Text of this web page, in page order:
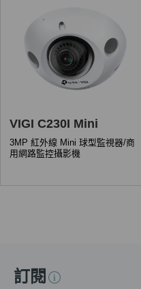
VIGI C230I Mini
3MP 紅外線 Mini 球型監視器/商
用網路監控攝影機
訂閱